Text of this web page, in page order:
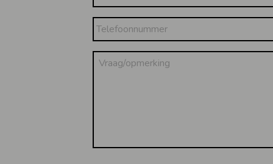
Telefoonnummer
Vraag/opmerking